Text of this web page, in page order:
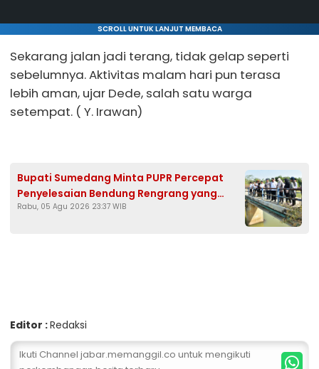
SCROLL UNTUK LANJUT MEMBACA
Sekarang jalan jadi terang, tidak gelap seperti
sebelumnya. Aktivitas malam hari pun terasa
lebih aman, ujar Dede, salah satu warga
setempat. ( Y. Irawan)
Bupati Sumedang Minta PUPR Percepat
Penyelesaian Bendung Rengrang yang
Belum Berfungsi Optimal
Rabu, 05 Agu 2026 23:37 WIB
Editor :Redaksi
Ikuti Channel jabar.memanggil.co untuk mengikuti